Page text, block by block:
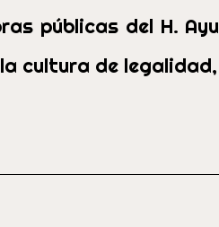
públicas del H.
cultura de